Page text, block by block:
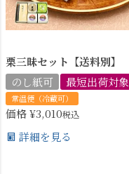
栗三昧セット【送料別】
のし紙可
最短出荷対象
常温便（冷蔵可）
価格¥3,010税込
詳細を見る